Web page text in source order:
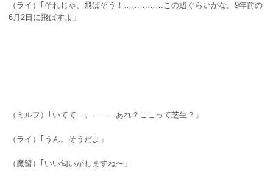
（ライ）｢それじゃ、飛ばそう！……………この辺ぐらいかな。9年前の
6月2日に飛ばすよ」
（ミルフ）｢いてて…。………あれ？ここって芝生？」
（ライ）｢うん。そうだよ」
（魔留）｢いい匂いがしますね〜」